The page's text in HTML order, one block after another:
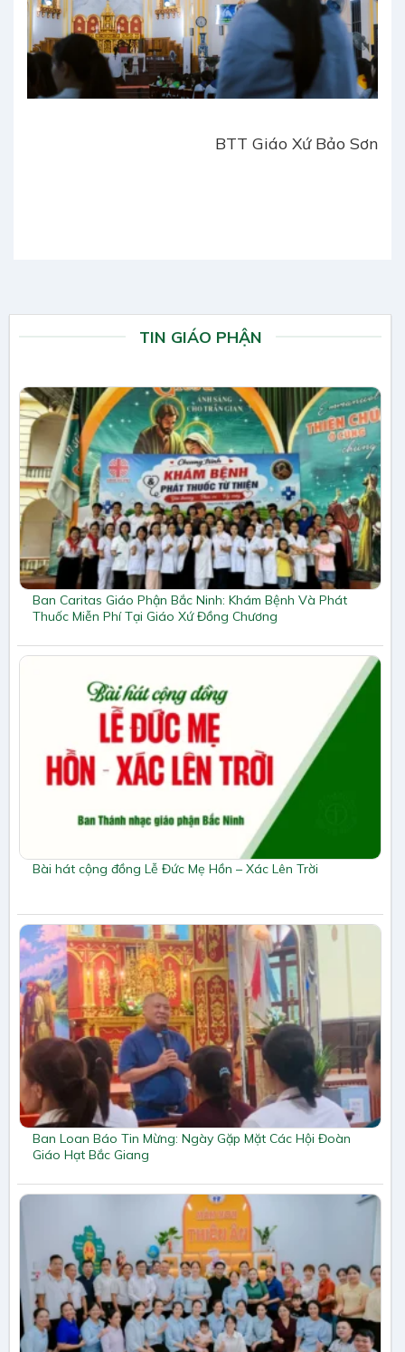
BTT Giáo Xứ Bảo Sơn
TIN GIÁO PHẬN
Ban Caritas Giáo Phận Bắc Ninh: Khám Bệnh Và Phát
Thuốc Miễn Phí Tại Giáo Xứ Đồng Chương
Bài hát cộng đồng Lễ Đức Mẹ Hồn – Xác Lên Trời
Ban Loan Báo Tin Mừng: Ngày Gặp Mặt Các Hội Đoàn
Giáo Hạt Bắc Giang